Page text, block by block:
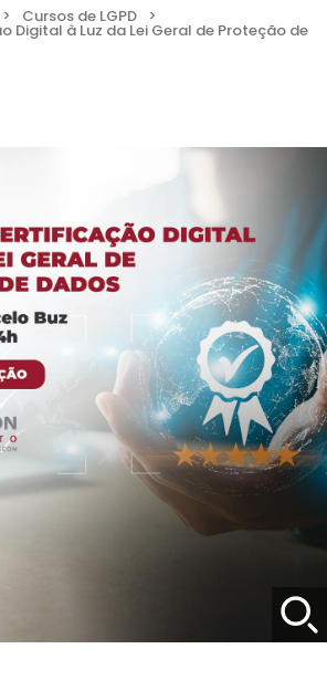
> Cursos de LGPD >
Digital à Luz da Lei Geral de Proteção de